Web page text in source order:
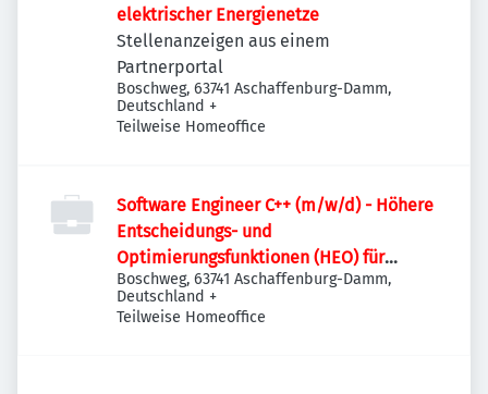
elektrischer Energienetze
Stellenanzeigen aus einem
Partnerportal
Boschweg, 63741 Aschaffenburg-Damm,
Deutschland +
Teilweise Homeoffice
Software Engineer C++ (m/w/d) - Höhere
Entscheidungs- und
Optimierungsfunktionen (HEO) für
Stromnetze
Boschweg, 63741 Aschaffenburg-Damm,
Deutschland +
Teilweise Homeoffice